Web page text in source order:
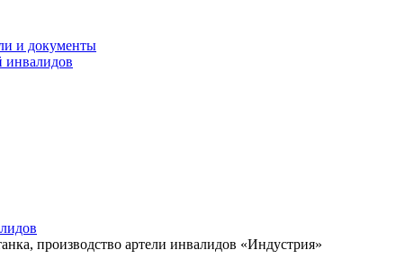
и документы
инвалидов
производство артели инвалидов «Индустрия»